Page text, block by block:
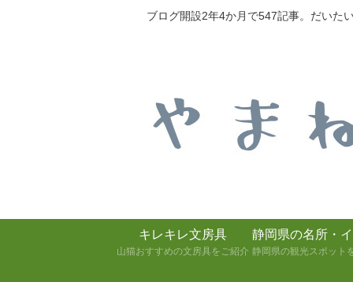
ブログ開設2年4か月で547記事。だい
キレキレ文房具
山猫おすすめの文房具をご紹介
静岡県の名所・